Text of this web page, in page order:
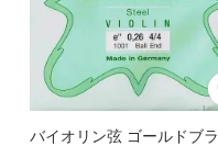
バイオリン弦 ゴールドブラ